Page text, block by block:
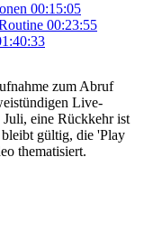
00:15:05
00:23:55
zum Abruf
Live-
Juli, eine Rückkehr ist
gültig, die 'Play
thematisiert.